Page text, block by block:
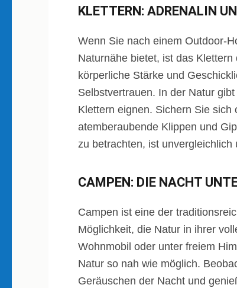
KLETTERN: ADRENALIN
Wenn Sie nach einem Outdoor-
Naturnähe bietet, ist das
körperliche Stärke und
Selbstvertrauen. In der Natur
Klettern eignen. Sichern Sie
atemberaubende Klippen und
zu betrachten, ist
CAMPEN: DIE NACHT
Campen ist eine der
Möglichkeit, die Natur in ihrer
Wohnmobil oder unter freiem
Natur so nah wie möglich.
Geräuschen der Nacht und